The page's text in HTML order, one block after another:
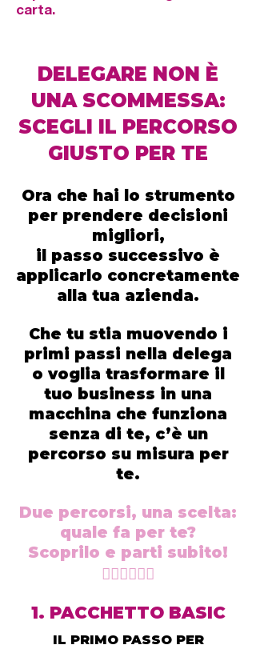
carta.
DELEGARE NON È
UNA SCOMMESSA:
SCEGLI IL PERCORSO
GIUSTO PER TE
Ora che hai lo strumento
per prendere decisioni
migliori,
il passo successivo è
applicarlo concretamente
alla tua azienda.
Che tu stia muovendo i
primi passi nella delega
o voglia trasformare il
tuo business in una
macchina che funziona
senza di te, c’è un
percorso su misura per
te.
Due percorsi, una scelta:
quale fa per te?
Scoprilo e parti subito!
👇🏻👇🏻👇🏻
1. PACCHETTO BASIC
IL PRIMO PASSO PER